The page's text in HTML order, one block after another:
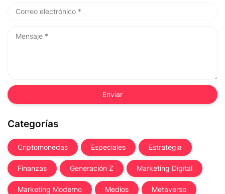
Categorías
Criptomonedas Especiales Estrategia
Finanzas Generación Z Marketing Digital
Marketing Moderno Medios Metaverso